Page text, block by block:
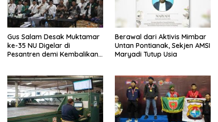
Gus Salam Desak Muktamar
ke-35 NU Digelar di
Pesantren demi Kembalikan
Berawal dari Aktivis Mimbar
Untan Pontianak, Sekjen AMSI
Maryadi Tutup Usia